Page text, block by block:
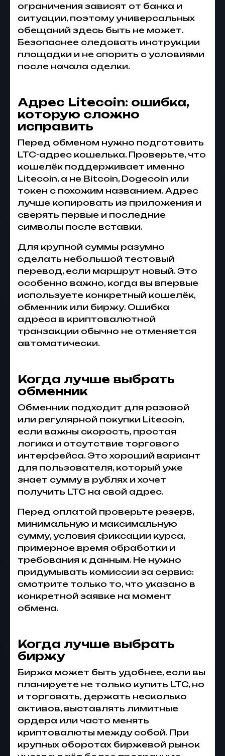
ограничения зависят от банка и
ситуации, поэтому универсальных
обещаний здесь быть не может.
Безопаснее следовать инструкции
площадки и не спорить с условиями
после начала сделки.
Адрес Litecoin: ошибка,
которую сложно
исправить
Перед обменом нужно подготовить
LTC-адрес кошелька. Проверьте, что
кошелёк поддерживает именно
Litecoin, а не Bitcoin, Dogecoin или
токен с похожим названием. Адрес
лучше копировать из приложения и
сверять первые и последние
символы после вставки.
Для крупной суммы разумно
сделать небольшой тестовый
перевод, если маршрут новый. Это
особенно важно, когда вы впервые
используете конкретный кошелёк,
обменник или биржу. Ошибка
адреса в криптовалютной
транзакции обычно не отменяется
автоматически.
Когда лучше выбрать
обменник
Обменник подходит для разовой
или регулярной покупки Litecoin,
если важны скорость, простая
логика и отсутствие торгового
интерфейса. Это хороший вариант
для пользователя, который уже
знает сумму в рублях и хочет
получить LTC на свой адрес.
Перед оплатой проверьте резерв,
минимальную и максимальную
сумму, условия фиксации курса,
примерное время обработки и
требования к данным. Не нужно
придумывать комиссии за сервис:
смотрите только то, что указано в
конкретной заявке на момент
обмена.
Когда лучше выбрать
биржу
Биржа может быть удобнее, если вы
планируете не только купить LTC, но
и торговать, держать несколько
активов, выставлять лимитные
ордера или часто менять
криптовалюты между собой. При
крупных оборотах биржевой рынок